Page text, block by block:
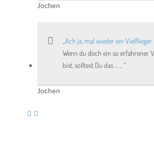
Jochen
Ach ja, mal wieder ein Vielflieger
Wenn du doch ein so erfahrener
bist, solltest Du das ... ...
Jochen